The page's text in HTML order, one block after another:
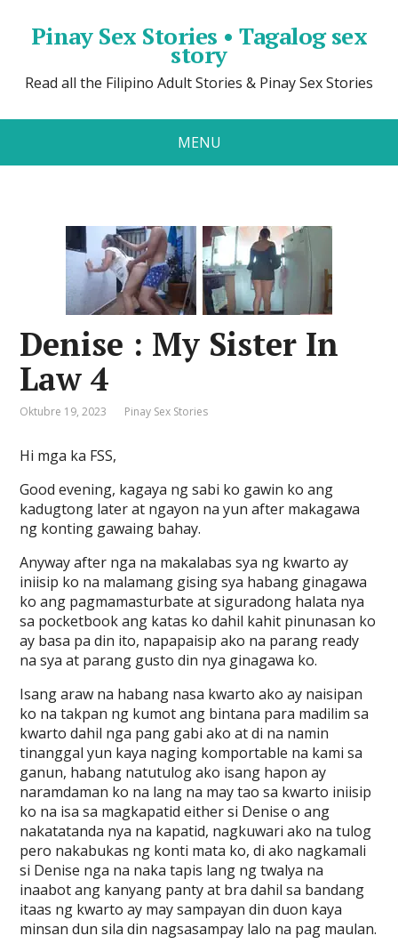
Pinay Sex Stories • Tagalog sex
story
Read all the Filipino Adult Stories & Pinay Sex Stories
MENU
Denise : My Sister In
Law 4
Oktubre 19, 2023 Pinay Sex Stories
Hi mga ka FSS,
Good evening, kagaya ng sabi ko gawin ko ang
kadugtong later at ngayon na yun after makagawa
ng konting gawaing bahay.
Anyway after nga na makalabas sya ng kwarto ay
iniisip ko na malamang gising sya habang ginagawa
ko ang pagmamasturbate at siguradong halata nya
sa pocketbook ang katas ko dahil kahit pinunasan ko
ay basa pa din ito, napapaisip ako na parang ready
na sya at parang gusto din nya ginagawa ko.
Isang araw na habang nasa kwarto ako ay naisipan
ko na takpan ng kumot ang bintana para madilim sa
kwarto dahil nga pang gabi ako at di na namin
tinanggal yun kaya naging komportable na kami sa
ganun, habang natutulog ako isang hapon ay
naramdaman ko na lang na may tao sa kwarto iniisip
ko na isa sa magkapatid either si Denise o ang
nakatatanda nya na kapatid, nagkuwari ako na tulog
pero nakabukas ng konti mata ko, di ako nagkamali
si Denise nga na naka tapis lang ng twalya na
inaabot ang kanyang panty at bra dahil sa bandang
itaas ng kwarto ay may sampayan din duon kaya
minsan dun sila din nagsasampay lalo na pag maulan.